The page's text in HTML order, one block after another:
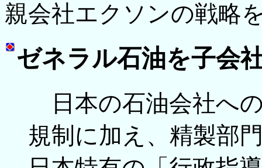
親会社エクソンの戦略
ゼネラル石油を子会
日本の石油会社へ
規制に加え、精製部